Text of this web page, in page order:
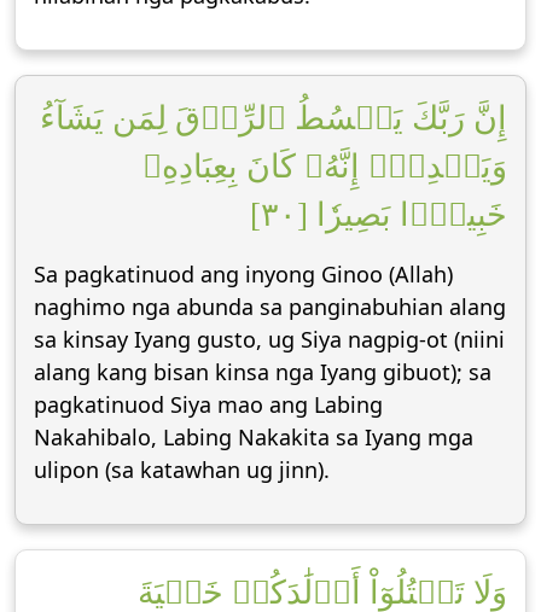
إِنَّ رَبَّكَ يَبۡسُطُ ٱلرِّزۡقَ لِمَن يَشَآءُ
وَيَقۡدِرُۚ إِنَّهُۥ كَانَ بِعِبَادِهِۦ
خَبِيرَۢا بَصِيرٗا [٣٠]
Sa pagkatinuod ang inyong Ginoo (Allah)
naghimo nga abunda sa panginabuhian alang
sa kinsay Iyang gusto, ug Siya nagpig-ot (niini
alang kang bisan kinsa nga Iyang gibuot); sa
pagkatinuod Siya mao ang Labing
Nakahibalo, Labing Nakakita sa Iyang mga
ulipon (sa katawhan ug jinn).
وَلَا تَقۡتُلُوٓاْ أَوۡلَٰدَكُمۡ خَشۡيَةَ